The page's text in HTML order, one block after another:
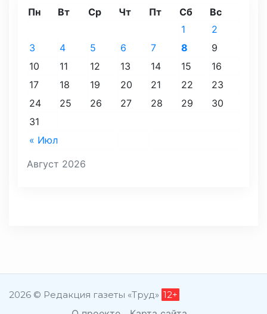
Август 2026
Пн Вт Ср Чт Пт Сб Вс
« Июл
1
2
3
4 5 6 7 8
9
10
11 12 13 14 15
16
17
18 19 20 21 22
23
24
25 26 27 28 29
30
31
2026 © Редакция газеты «Труд» 12+